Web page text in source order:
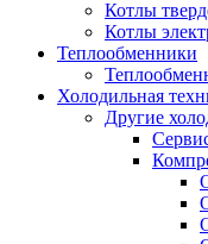
Котлы
Котлы
Теплообменники
Холодильная
Другие